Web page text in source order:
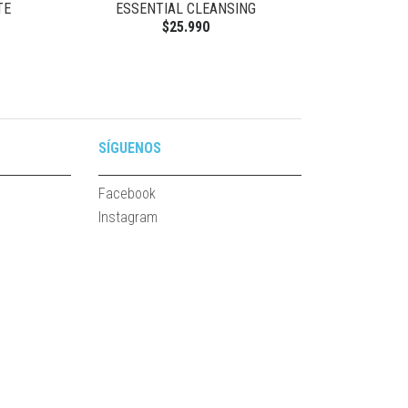
ESSENTIAL CLEANSING
$25.990
SÍGUENOS
Facebook
Instagram